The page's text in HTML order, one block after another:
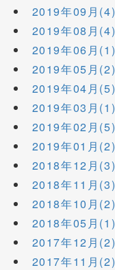
2019年09月(4)
2019年08月(4)
2019年06月(1)
2019年05月(2)
2019年04月(5)
2019年03月(1)
2019年02月(5)
2019年01月(2)
2018年12月(3)
2018年11月(3)
2018年10月(2)
2018年05月(1)
2017年12月(2)
2017年11月(2)